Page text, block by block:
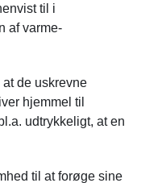
til i
af varme-
at de uskrevne
hjemmel til
udtrykkeligt, at en
til at forøge sine